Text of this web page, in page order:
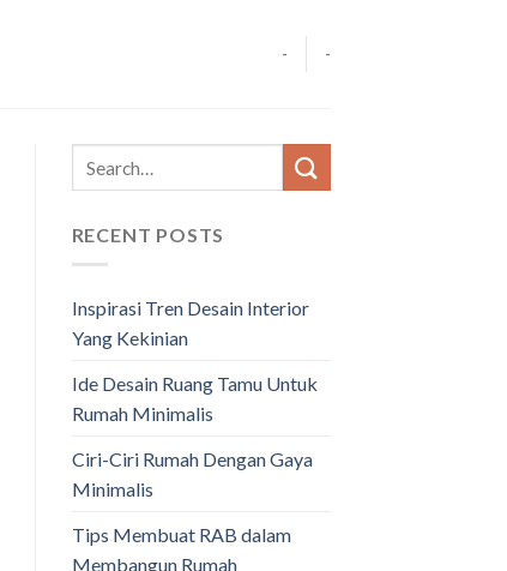
- -
RECENT POSTS
Inspirasi Tren Desain Interior
Yang Kekinian
Ide Desain Ruang Tamu Untuk
Rumah Minimalis
Ciri-Ciri Rumah Dengan Gaya
Minimalis
Tips Membuat RAB dalam
Membangun Rumah